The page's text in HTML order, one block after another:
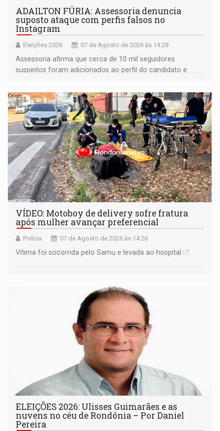
ADAILTON FÚRIA: Assessoria denuncia
suposto ataque com perfis falsos no
Instagram
Eleições 2026 07 de Agosto de 2026 às 14:28
Assessoria afirma que cerca de 10 mil seguidores
suspeitos foram adicionados ao perfil do candidato e
remover as contas
VÍDEO: Motoboy de delivery sofre fratura
após mulher avançar preferencial
Polícia 07 de Agosto de 2026 às 14:26
Vítima foi socorrida pelo Samu e levada ao hospital
ELEIÇÕES 2026: Ulisses Guimarães e as
nuvens no céu de Rondônia – Por Daniel
Pereira